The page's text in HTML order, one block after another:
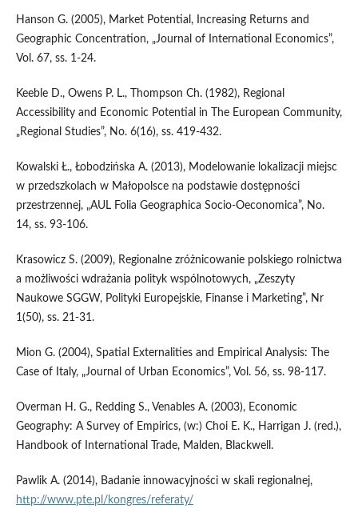
Hanson G. (2005), Market Potential, Increasing Returns and
Geographic Concentration, „Journal of International Economics”,
Vol. 67, ss. 1-24.
Keeble D., Owens P. L., Thompson Ch. (1982), Regional
Accessibility and Economic Potential in The European Community,
„Regional Studies”, No. 6(16), ss. 419-432.
Kowalski Ł., Łobodzińska A. (2013), Modelowanie lokalizacji miejsc
w przedszkolach w Małopolsce na podstawie dostępności
przestrzennej, „AUL Folia Geographica Socio-Oeconomica”, No.
14, ss. 93-106.
Krasowicz S. (2009), Regionalne zróżnicowanie polskiego rolnictwa
a możliwości wdrażania polityk wspólnotowych, „Zeszyty
Naukowe SGGW, Polityki Europejskie, Finanse i Marketing”, Nr
1(50), ss. 21-31.
Mion G. (2004), Spatial Externalities and Empirical Analysis: The
Case of Italy, „Journal of Urban Economics”, Vol. 56, ss. 98-117.
Overman H. G., Redding S., Venables A. (2003), Economic
Geography: A Survey of Empirics, (w:) Choi E. K., Harrigan J. (red.),
Handbook of International Trade, Malden, Blackwell.
Pawlik A. (2014), Badanie innowacyjności w skali regionalnej,
http://www.pte.pl/kongres/referaty/